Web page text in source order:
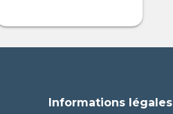
Informations légales